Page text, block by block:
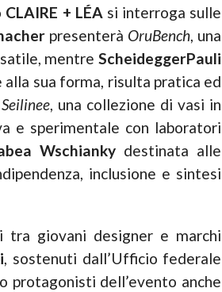
CLAIRE + LÉA si interroga sulle
presenterà OruBench, una
mentreScheideggerPauli
sua forma, risulta pratica ed
Seilinee, una collezione di vasi in
e sperimentale con laboratori
Wschianky destinata alle
inclusione e sintesi
tra giovani designer e marchi
, sostenuti dall’Ufficio federale
protagonisti dell’evento anche